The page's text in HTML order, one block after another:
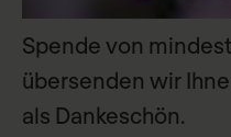
Spende von
übersenden wir
als Dankeschön.